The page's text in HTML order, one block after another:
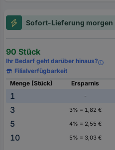
Sofort-Lieferung morgen
90 Stück
Ihr Bedarf geht darüber hinaus?
Filialverfügbarkeit
Menge (Stück)
Ersparnis
1 -
3
3% = 1,82 €
5
4% = 2,55 €
10
5% = 3,03 €